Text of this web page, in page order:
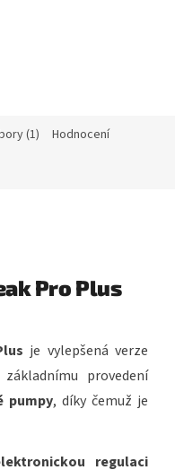
(1) Hodnocení
Pro Plus
je vylepšená verze
provedení
pumpy, díky čemuž je
regulaci